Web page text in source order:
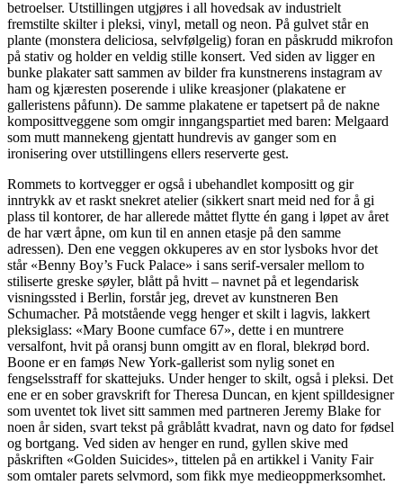
betroelser. Utstillingen utgjøres i all hovedsak av industrielt
fremstilte skilter i pleksi, vinyl, metall og neon. På gulvet står en
plante (monstera deliciosa, selvfølgelig) foran en påskrudd mikrofon
på stativ og holder en veldig stille konsert. Ved siden av ligger en
bunke plakater satt sammen av bilder fra kunstnerens instagram av
ham og kjæresten poserende i ulike kreasjoner (plakatene er
galleristens påfunn). De samme plakatene er tapetsert på de nakne
komposittveggene som omgir inngangspartiet med baren: Melgaard
som mutt mannekeng gjentatt hundrevis av ganger som en
ironisering over utstillingens ellers reserverte gest.
Rommets to kortvegger er også i ubehandlet kompositt og gir
inntrykk av et raskt snekret atelier (sikkert snart meid ned for å gi
plass til kontorer, de har allerede måttet flytte én gang i løpet av året
de har vært åpne, om kun til en annen etasje på den samme
adressen). Den ene veggen okkuperes av en stor lysboks hvor det
står «Benny Boy’s Fuck Palace» i sans serif-versaler mellom to
stiliserte greske søyler, blått på hvitt – navnet på et legendarisk
visningssted i Berlin, forstår jeg, drevet av kunstneren Ben
Schumacher. På motstående vegg henger et skilt i lagvis, lakkert
pleksiglass: «Mary Boone cumface 67», dette i en muntrere
versalfont, hvit på oransj bunn omgitt av en floral, blekrød bord.
Boone er en famøs New York-gallerist som nylig sonet en
fengselsstraff for skattejuks. Under henger to skilt, også i pleksi. Det
ene er en sober gravskrift for Theresa Duncan, en kjent spilldesigner
som uventet tok livet sitt sammen med partneren Jeremy Blake for
noen år siden, svart tekst på gråblått kvadrat, navn og dato for fødsel
og bortgang. Ved siden av henger en rund, gyllen skive med
påskriften «Golden Suicides», tittelen på en artikkel i Vanity Fair
som omtaler parets selvmord, som fikk mye medieoppmerksomhet.